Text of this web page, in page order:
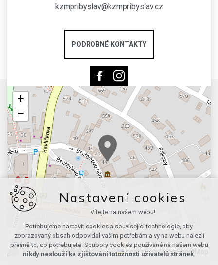
kzmpribyslav@kzmpribyslav.cz
PODROBNÉ KONTAKTY
+
−
Leaflet | © OpenStreetMap
Nastavení cookies
Vítejte na našem webu!
Potřebujeme nastavit cookies a související technologie, aby
zobrazovaný obsah odpovídal vašim potřebám a vy na webu nalezli
přesně to, co potřebujete. Soubory cookies používané na našem webu
nikdy neslouží ke zjišťování totožnosti uživatelů stránek.